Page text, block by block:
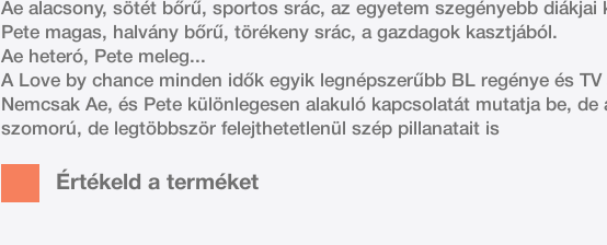
Ae alacsony, sötét bőrű, sportos srác, az egyetem szegényebb diákjai
Pete magas, halvány bőrű, törékeny srác, a gazdagok kasztjából.
Ae heteró, Pete meleg...
A Love by chance minden idők egyik legnépszerűbb BL regénye és TV
Nemcsak Ae, és Pete különlegesen alakuló kapcsolatát mutatja be, de
szomorú, de legtöbbször felejthetetlenül szép pillanatait is
Értékeld a terméket